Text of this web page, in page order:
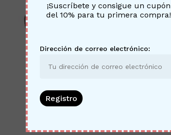
¡Suscríbete y consigue un cupón
del 10% para tu primera compra!
Dirección de correo electrónico: